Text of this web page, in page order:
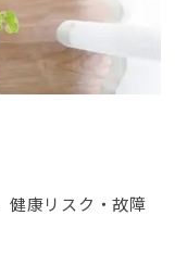
健康リスク・故障